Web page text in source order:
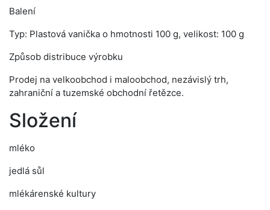
Balení
Typ: Plastová vanička o hmotnosti 100 g, velikost: 100 g
Způsob distribuce výrobku
Prodej na velkoobchod i maloobchod, nezávislý trh,
zahraniční a tuzemské obchodní řetězce.
Složení
mléko
jedlá sůl
mlékárenské kultury